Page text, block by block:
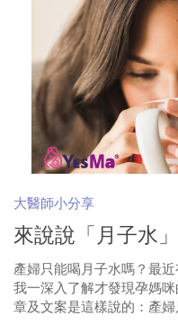
大醫師小分享
來說說「月子水」
產婦只能喝月子水嗎？最
我一深入了解才發現孕媽
章及文案是這樣說的：產